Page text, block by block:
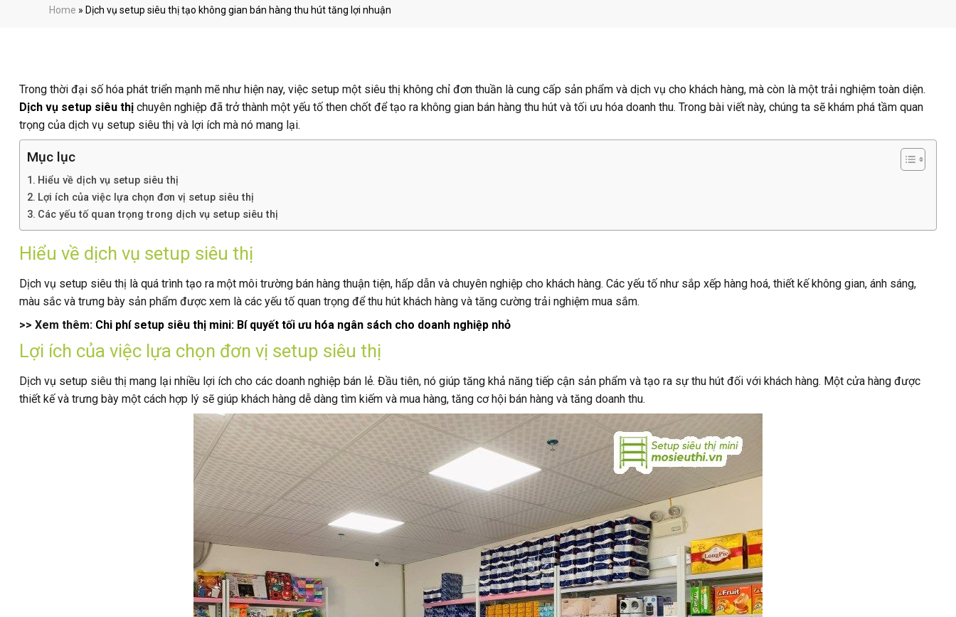
Home » Dịch vụ setup siêu thị tạo không gian bán hàng thu hút tăng lợi nhuận
Trong thời đại số hóa phát triển mạnh mẽ như hiện nay, việc setup một siêu thị không chỉ đơn thuần là cung cấp sản phẩm và dịch vụ cho khách hàng, mà còn là một trải nghiệm toàn diện.
Dịch vụ setup siêu thị chuyên nghiệp đã trở thành một yếu tố then chốt để tạo ra không gian bán hàng thu hút và tối ưu hóa doanh thu. Trong bài viết này, chúng ta sẽ khám phá tầm quan
trọng của dịch vụ setup siêu thị và lợi ích mà nó mang lại.
Mục lục
Hiểu về dịch vụ setup siêu thị
Lợi ích của việc lựa chọn đơn vị setup siêu thị
Các yếu tố quan trọng trong dịch vụ setup siêu thị
Hiểu về dịch vụ setup siêu thị
Dịch vụ setup siêu thị là quá trình tạo ra một môi trường bán hàng thuận tiện, hấp dẫn và chuyên nghiệp cho khách hàng. Các yếu tố như sắp xếp hàng hoá, thiết kế không gian, ánh sáng,
màu sắc và trưng bày sản phẩm được xem là các yếu tố quan trọng để thu hút khách hàng và tăng cường trải nghiệm mua sắm.
>> Xem thêm: Chi phí setup siêu thị mini: Bí quyết tối ưu hóa ngân sách cho doanh nghiệp nhỏ
Lợi ích của việc lựa chọn đơn vị setup siêu thị
Dịch vụ setup siêu thị mang lại nhiều lợi ích cho các doanh nghiệp bán lẻ. Đầu tiên, nó giúp tăng khả năng tiếp cận sản phẩm và tạo ra sự thu hút đối với khách hàng. Một cửa hàng được
thiết kế và trưng bày một cách hợp lý sẽ giúp khách hàng dễ dàng tìm kiếm và mua hàng, tăng cơ hội bán hàng và tăng doanh thu.